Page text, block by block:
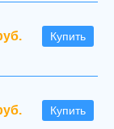
Купить
Купить